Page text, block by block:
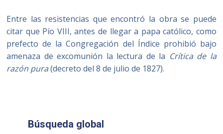
Entre las resistencias que encontró la obra se puede
citar que Pío VIII, antes de llegar a papa católico, como
prefecto de la Congregación del Índice prohibió bajo
amenaza de excomunión la lectura de la Crítica de la
razón pura(decreto del 8 de julio de 1827).
Búsqueda global